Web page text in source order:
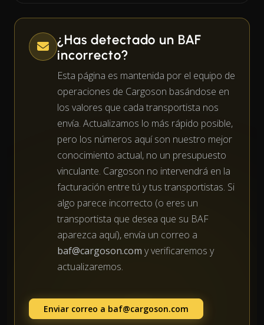
¿Has detectado un BAF
incorrecto?
Esta página es mantenida por el equipo de
operaciones de Cargoson basándose en
los valores que cada transportista nos
envía. Actualizamos lo más rápido posible,
pero los números aquí son nuestro mejor
conocimiento actual, no un presupuesto
vinculante. Cargoson no intervendrá en la
facturación entre tú y tus transportistas. Si
algo parece incorrecto (o eres un
transportista que desea que su BAF
aparezca aquí), envía un correo a
baf@cargoson.com y verificaremos y
actualizaremos.
Enviar correo a baf@cargoson.com